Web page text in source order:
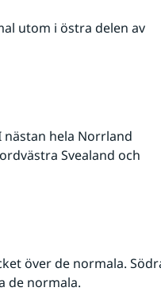
utom i östra delen av
nästan hela Norrland
Svealand och
över de normala.
de normala.